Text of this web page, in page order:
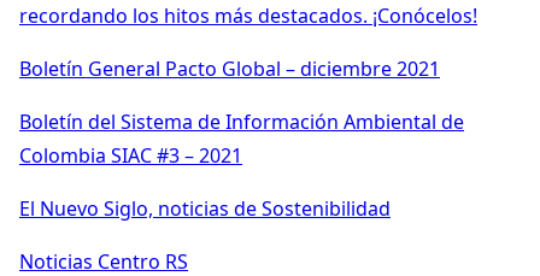
recordando los hitos más destacados. ¡Conócelos!
Boletín General Pacto Global – diciembre 2021
Boletín del Sistema de Información Ambiental de
Colombia SIAC #3 – 2021
El Nuevo Siglo, noticias de Sostenibilidad
Noticias Centro RS